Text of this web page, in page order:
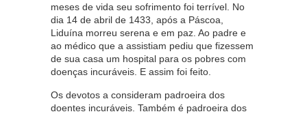
meses de vida seu sofrimento foi terrível. No
dia 14 de abril de 1433, após a Páscoa,
Liduína morreu serena e em paz. Ao padre e
ao médico que a assistiam pediu que fizessem
de sua casa um hospital para os pobres com
doenças incuráveis. E assim foi feito.
Os devotos a consideram padroeira dos
doentes incuráveis. Também é padroeira dos